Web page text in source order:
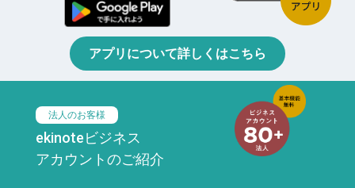
アプリについて詳しくはこちら
法人のお客様
ekinoteビジネス
アカウントのご紹介